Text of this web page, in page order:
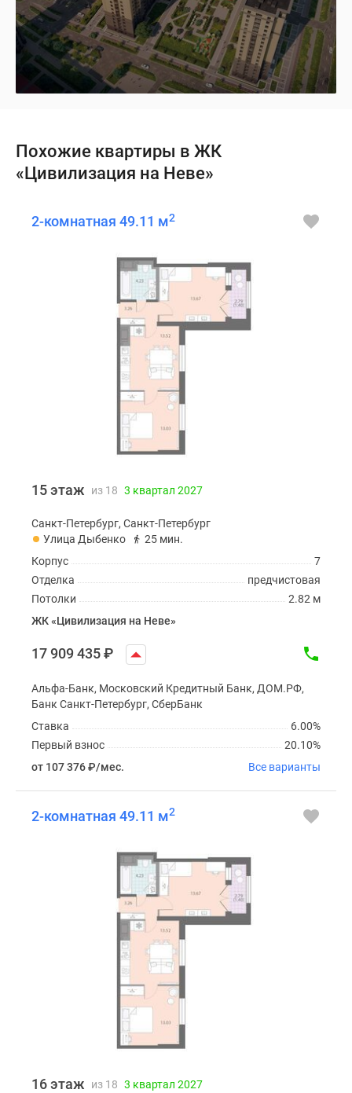
Похожие квартиры в ЖК
«Цивилизация на Неве»
2-комнатная 49.11 м2
15 этаж из 18 3 квартал 2027
Санкт-Петербург, Санкт-Петербург
Улица Дыбенко
25 мин.
7
Корпус
предчистовая
Отделка
2.82 м
Потолки
ЖК «Цивилизация на Неве»
17 909 435₽
Альфа-Банк, Московский Кредитный Банк, ДОМ.РФ,
Банк Санкт-Петербург, СберБанк
6.00%
Ставка
20.10%
Первый взнос
от 107 376₽/мес. Все варианты
2-комнатная 49.11 м2
16 этаж из 18 3 квартал 2027